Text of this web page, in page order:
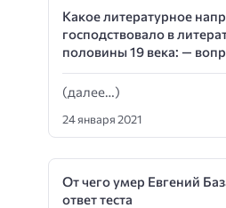
Какое литературное
господствовало в
половины 19 века: —
(далее…)
24 января 2021
От чего умер Евгений
ответ теста